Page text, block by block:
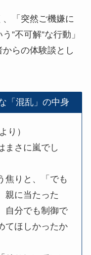
「突然ご機嫌に
”不可解”な行動」
らの体験談とし
「混乱」の中身
り）
まさに嵐でし
焦りと、「でも
親に当たった
自分でも制御で
てほしかったか